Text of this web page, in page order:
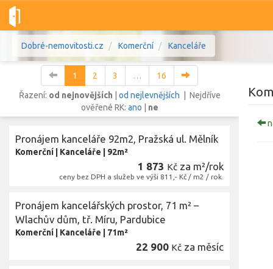
Dobré-nemovitosti.cz Komerční Kanceláře
Lokalita
Lokalita
Lokalita
Cena
1 2 3 …
16
Řazení: od nejnovějších od nejlevnějších | Nejdříve
ověřené RK: ano ne
Pronájem kanceláře 92m2, Pražská ul. Mělník
Komerční Kanceláře 92m²
1 873 Kč za m²/rok
ceny bez DPH a služeb ve výši 811,- Kč / m2 / rok.
Pronájem kancelářských prostor, 71 m² –
Wlachův dům, tř. Míru, Pardubice
Komerční Kanceláře 71m²
22 900 Kč za měsíc